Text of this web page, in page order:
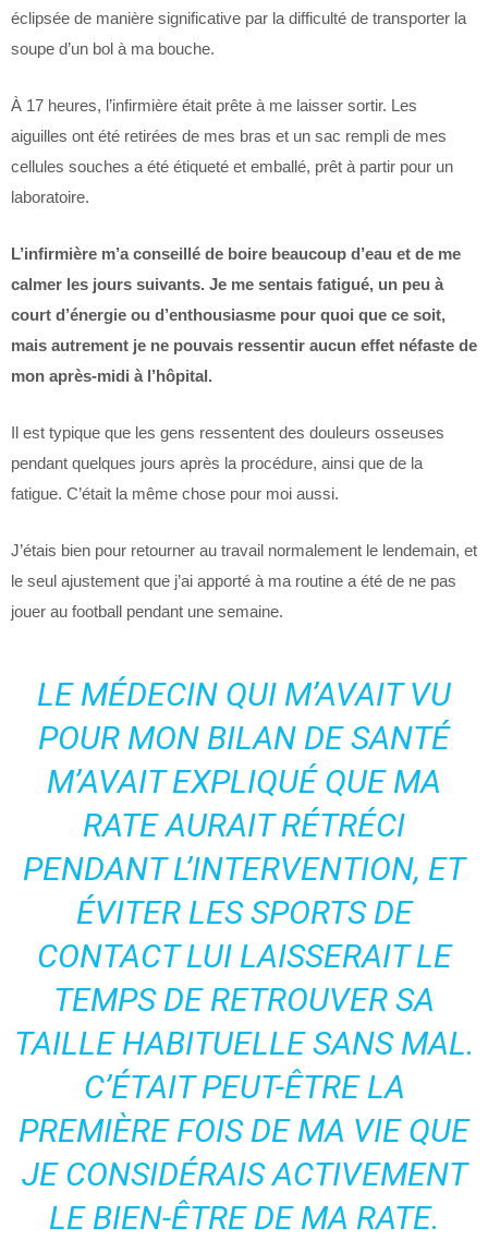
éclipsée de manière significative par la difficulté de transporter la
soupe d’un bol à ma bouche.
À 17 heures, l’infirmière était prête à me laisser sortir. Les
aiguilles ont été retirées de mes bras et un sac rempli de mes
cellules souches a été étiqueté et emballé, prêt à partir pour un
laboratoire.
L’infirmière m’a conseillé de boire beaucoup d’eau et de me
calmer les jours suivants. Je me sentais fatigué, un peu à
court d’énergie ou d’enthousiasme pour quoi que ce soit,
mais autrement je ne pouvais ressentir aucun effet néfaste de
mon après-midi à l’hôpital.
Il est typique que les gens ressentent des douleurs osseuses
pendant quelques jours après la procédure, ainsi que de la
fatigue. C’était la même chose pour moi aussi.
J’étais bien pour retourner au travail normalement le lendemain, et
le seul ajustement que j’ai apporté à ma routine a été de ne pas
jouer au football pendant une semaine.
LE MÉDECIN QUI M’AVAIT VU
POUR MON BILAN DE SANTÉ
M’AVAIT EXPLIQUÉ QUE MA
RATE AURAIT RÉTRÉCI
PENDANT L’INTERVENTION, ET
ÉVITER LES SPORTS DE
CONTACT LUI LAISSERAIT LE
TEMPS DE RETROUVER SA
TAILLE HABITUELLE SANS MAL.
C’ÉTAIT PEUT-ÊTRE LA
PREMIÈRE FOIS DE MA VIE QUE
JE CONSIDÉRAIS ACTIVEMENT
LE BIEN-ÊTRE DE MA RATE.